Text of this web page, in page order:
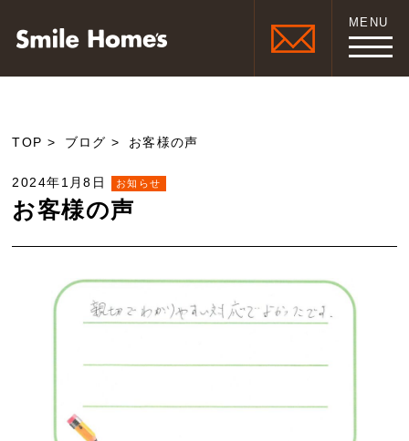
MENU
TOP ブログ お客様の声
2024年1月8日 お知らせ
お客様の声